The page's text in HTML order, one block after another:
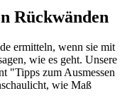
Rückwänden
ermitteln, wenn sie mit
wie es geht. Unsere
"Tipps zum Ausmessen
wie Maß